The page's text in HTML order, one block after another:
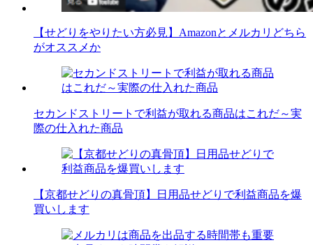
【せどりをやりたい方必見】Amazonとメルカリどちら
がオススメか
セカンドストリートで利益が取れる商品はこれだ～実
際の仕入れた商品
【京都せどりの真骨頂】日用品せどりで利益商品を爆
買いします